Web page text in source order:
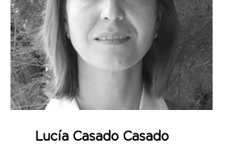
Lucía Casado Casado